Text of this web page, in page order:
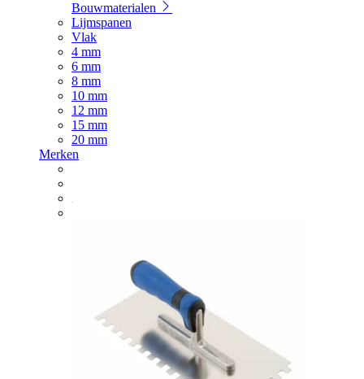
Bouwmaterialen
Lijmspanen
Vlak
4 mm
6 mm
8 mm
10 mm
12 mm
15 mm
20 mm
Merken